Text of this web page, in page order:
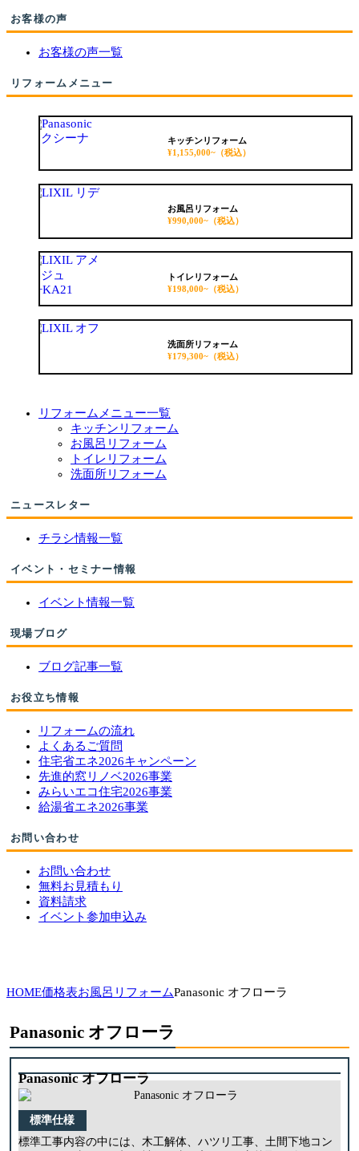
お客様の声
お客様の声一覧
リフォームメニュー
キッチンリフォーム
¥1,155,000~ （税込）
お風呂リフォーム
¥990,000~ （税込）
トイレリフォーム
¥198,000~ （税込）
洗面所リフォーム
¥179,300~ （税込）
リフォームメニュー一覧
キッチンリフォーム
お風呂リフォーム
トイレリフォーム
洗面所リフォーム
ニュースレター
チラシ情報一覧
イベント・セミナー情報
イベント情報一覧
現場ブログ
ブログ記事一覧
お役立ち情報
リフォームの流れ
よくあるご質問
住宅省エネ2026キャンペーン
先進的窓リノベ2026事業
みらいエコ住宅2026事業
給湯省エネ2026事業
お問い合わせ
お問い合わせ
無料お見積もり
資料請求
イベント参加申込み
HOME価格表お風呂リフォームPanasonic オフローラ
Panasonic オフローラ
Panasonic オフローラ
標準仕様
標準工事内容の中には、木工解体、ハツリ工事、土間下地コン